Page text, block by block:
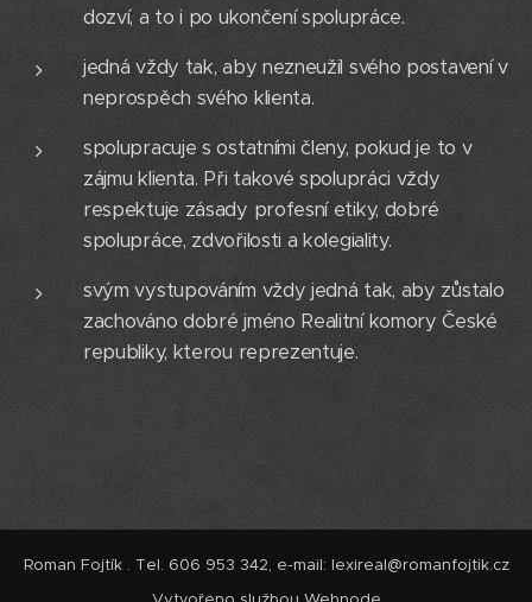
dozví, a to i po ukončení spolupráce.
jedná vždy tak, aby nezneužil svého postavení v
neprospěch svého klienta.
spolupracuje s ostatními členy, pokud je to v
zájmu klienta. Při takové spolupráci vždy
respektuje zásady profesní etiky, dobré
spolupráce, zdvořilosti a kolegiality.
svým vystupováním vždy jedná tak, aby zůstalo
zachováno dobré jméno Realitní komory České
republiky, kterou reprezentuje.
Roman Fojtík . Tel. 606 953 342, e-mail: lexireal@romanfojtik.cz